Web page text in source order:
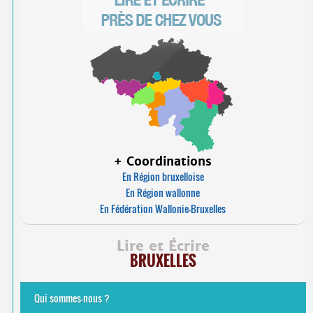
+ Coordinations
En Région bruxelloise
En Région wallonne
En Fédération Wallonie-Bruxelles
Lire et Écrire
BRUXELLES
Qui sommes-nous ?